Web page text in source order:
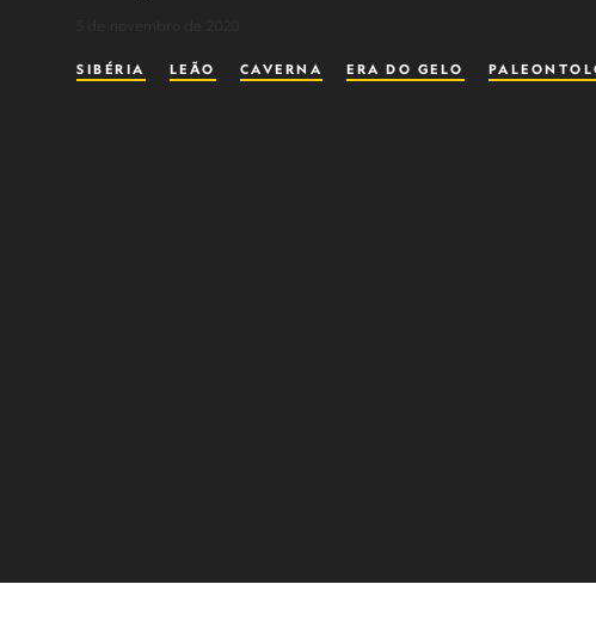
SIBÉRIA LEÃO CAVERNA ERA DO GELO